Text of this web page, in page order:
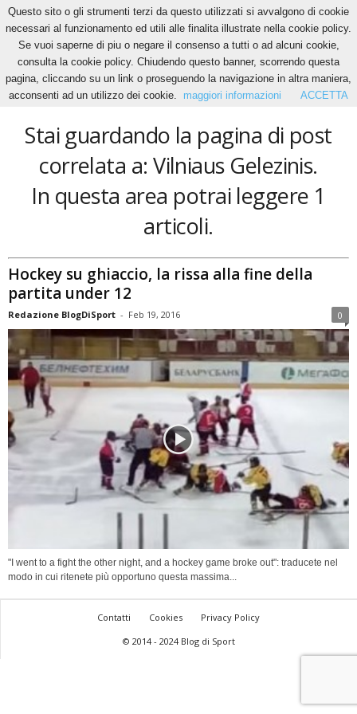
Home Tags Vilniaus Gelezinis
Vilniaus Gelezinis
Stai guardando la pagina di post
correlata a: Vilniaus Gelezinis.
In questa area potrai leggere 1
articoli.
Hockey su ghiaccio, la rissa alla fine della
partita under 12
Redazione BlogDiSport - Feb 19, 2016 0
"I went to a fight the other night, and a hockey game broke out": traducete nel
modo in cui ritenete più opportuno questa massima...
Contatti Cookies
Privacy Policy
© 2014 - 2024 Blog di Sport
Questo sito o gli strumenti terzi da questo utilizzati si avvalgono di cookie
necessari al funzionamento ed utili alle finalita illustrate nella cookie policy.
Se vuoi saperne di piu o negare il consenso a tutti o ad alcuni cookie,
consulta la cookie policy. Chiudendo questo banner, scorrendo questa
pagina, cliccando su un link o proseguendo la navigazione in altra maniera,
acconsenti ad un utilizzo dei cookie.
maggiori informazioni ACCETTA